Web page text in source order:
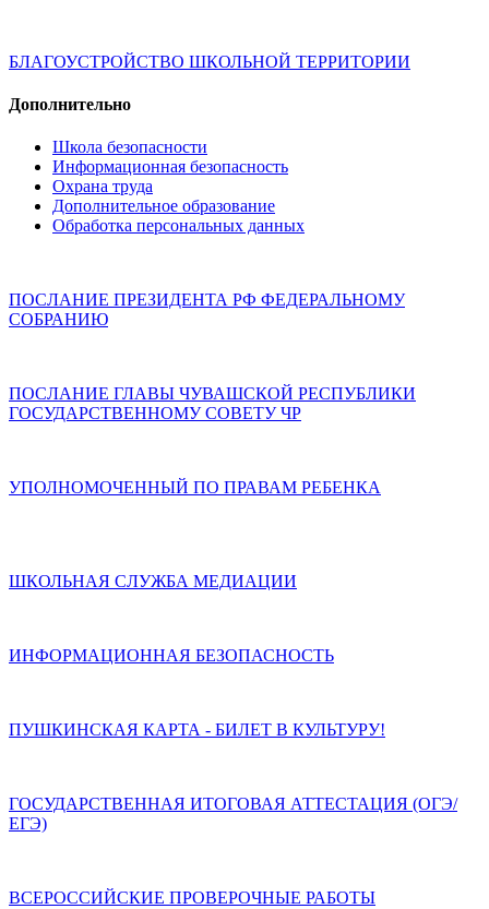
БЛАГОУСТРОЙСТВО ШКОЛЬНОЙ ТЕРРИТОРИИ
Дополнительно
Школа безопасности
Информационная безопасность
Охрана труда
Дополнительное образование
Обработка персональных данных
ПОСЛАНИЕ ПРЕЗИДЕНТА РФ ФЕДЕРАЛЬНОМУ
СОБРАНИЮ
ПОСЛАНИЕ ГЛАВЫ ЧУВАШСКОЙ РЕСПУБЛИКИ
ГОСУДАРСТВЕННОМУ СОВЕТУ ЧР
УПОЛНОМОЧЕННЫЙ ПО ПРАВАМ РЕБЕНКА
ШКОЛЬНАЯ СЛУЖБА МЕДИАЦИИ
ИНФОРМАЦИОННАЯ БЕЗОПАСНОСТЬ
ПУШКИНСКАЯ КАРТА - БИЛЕТ В КУЛЬТУРУ!
ГОСУДАРСТВЕННАЯ ИТОГОВАЯ АТТЕСТАЦИЯ (ОГЭ/
ЕГЭ)
ВСЕРОССИЙСКИЕ ПРОВЕРОЧНЫЕ РАБОТЫ